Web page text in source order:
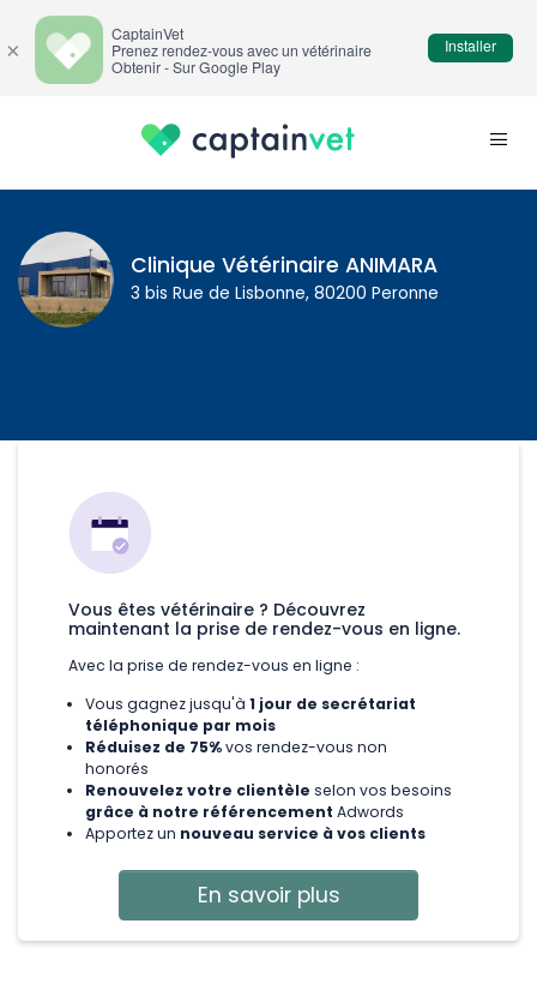
Clinique Vétérinaire ANIMARA
3 bis Rue de Lisbonne, 80200 Peronne
Vous êtes vétérinaire ? Découvrez
maintenant la prise de rendez-vous en ligne.
Avec la prise de rendez-vous en ligne :
Vous gagnez jusqu'à 1 jour de secrétariat
téléphonique par mois
Réduisez de 75%vos rendez-vous non
honorés
Renouvelez votre clientèle selon vos besoins
grâce à notre référencement Adwords
Apportez un nouveau service à vos clients
En savoir plus
×
CaptainVet
Prenez rendez-vous avec un vétérinaire
Obtenir - Sur Google Play
Installer